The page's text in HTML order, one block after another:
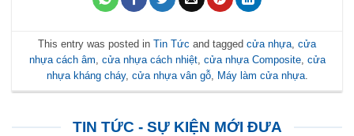
This entry was posted in Tin Tức and tagged cửa nhựa, cửa
nhựa cách âm, cửa nhựa cách nhiệt, cửa nhựa Composite, cửa
nhựa kháng cháy, cửa nhựa vân gỗ, Máy làm cửa nhựa.
TIN TỨC - SỰ KIỆN MỚI ĐƯA